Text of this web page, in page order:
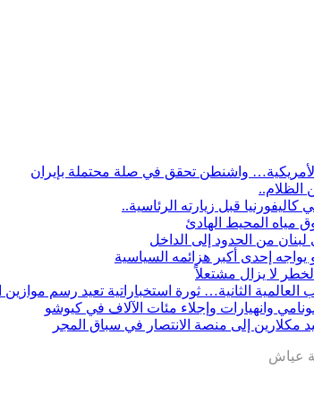
واشنطن تحقق في صلة محتملة بإيران
الظلام..
قبل زيارته الرئاسية..
مياه المحيط الهادئ
من الحدود إلى الداخل
إحدى أكبر هزائمه السياسية
لا يزال مشتعلاً
الثانية… ثورة استخباراتية تعيد رسم
عياش